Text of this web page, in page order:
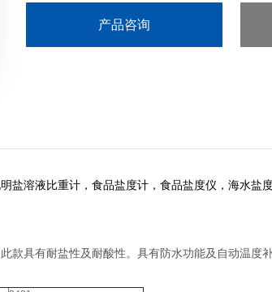
产品咨询
盐溶液比重计，食品盐度计，食品盐度仪，海水盐
款具有耐盐性及耐酸性。具有防水功能及自动温度补